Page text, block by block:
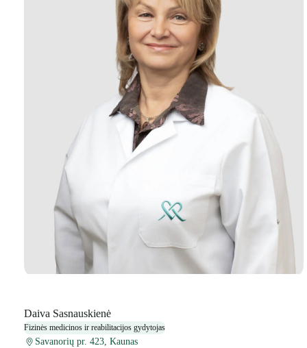
Daiva Sasnauskienė
Fizinės medicinos ir reabilitacijos gydytojas
Savanorių pr. 423, Kaunas